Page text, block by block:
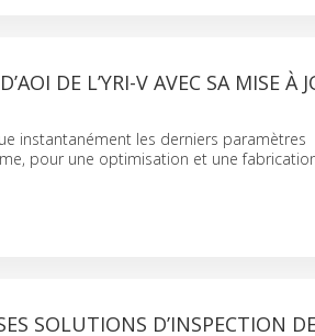
DE L’YRI-V AVEC SA MISE À
instantanément les derniers paramètres
pour une optimisation et une
SOLUTIONS D’INSPECTION